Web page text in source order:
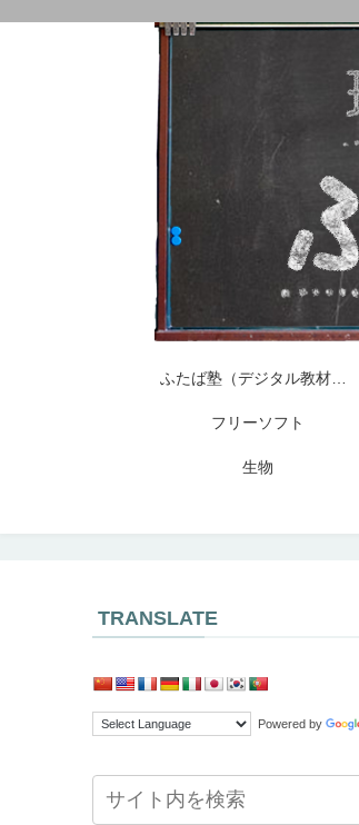
フリーソフト
生物
TRANSLATE
Powered by